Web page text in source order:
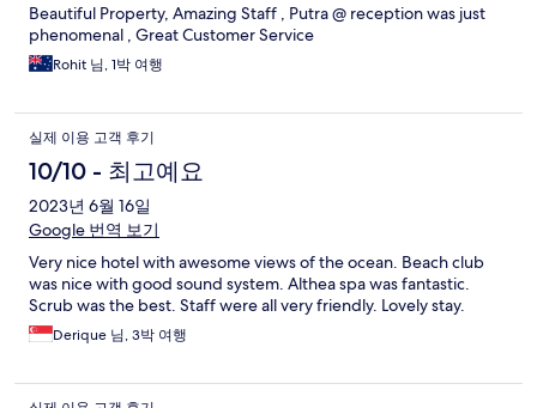
Beautiful Property, Amazing Staff , Putra @ reception was just
phenomenal , Great Customer Service
Rohit 님, 1박 여행
실제 이용 고객 후기
10/10 - 최고예요
2023년 6월 16일
Google 번역 보기
Very nice hotel with awesome views of the ocean. Beach club
was nice with good sound system. Althea spa was fantastic.
Scrub was the best. Staff were all very friendly. Lovely stay.
Derique 님, 3박 여행